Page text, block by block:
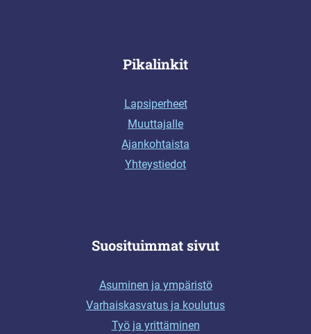
Pikalinkit
Lapsiperheet
Muuttajalle
Ajankohtaista
Yhteystiedot
Suosituimmat sivut
Asuminen ja ympäristö
Varhaiskasvatus ja koulutus
Työ ja yrittäminen